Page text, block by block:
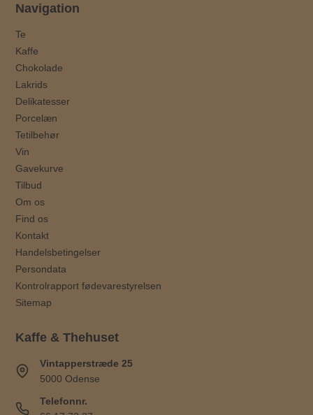
Navigation
Te
Kaffe
Chokolade
Lakrids
Delikatesser
Porcelæn
Tetilbehør
Vin
Gavekurve
Tilbud
Om os
Find os
Kontakt
Handelsbetingelser
Persondata
Kontrolrapport fødevarestyrelsen
Sitemap
Kaffe & Thehuset
Vintapperstræde 25
5000 Odense
Telefonnr.